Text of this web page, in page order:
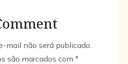
mail não será publicado.
são marcados com*